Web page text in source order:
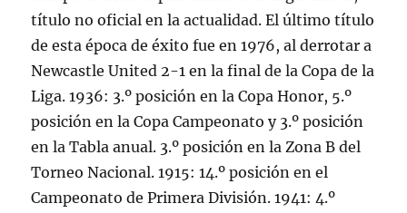
título no oficial en la actualidad. El último título
de esta época de éxito fue en 1976, al derrotar a
Newcastle United 2-1 en la final de la Copa de la
Liga. 1936: 3.º posición en la Copa Honor, 5.º
posición en la Copa Campeonato y 3.º posición
en la Tabla anual. 3.º posición en la Zona B del
Torneo Nacional. 1915: 14.º posición en el
Campeonato de Primera División. 1941: 4.º